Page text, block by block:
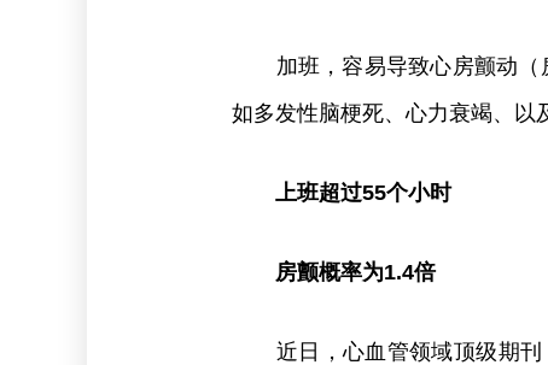
加班，容易导致心房颤动（
如多发性脑梗死、心力衰竭、以
上班超过55个小时
房颤概率为1.4倍
近日，心血管领域顶级期刊